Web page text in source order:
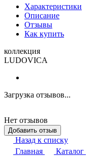
Характеристики
Описание
Отзывы
Как купить
коллекция
LUDOVICA
Загрузка отзывов...
Нет отзывов
Добавить отзыв
Назад к списку
Главная
Каталог